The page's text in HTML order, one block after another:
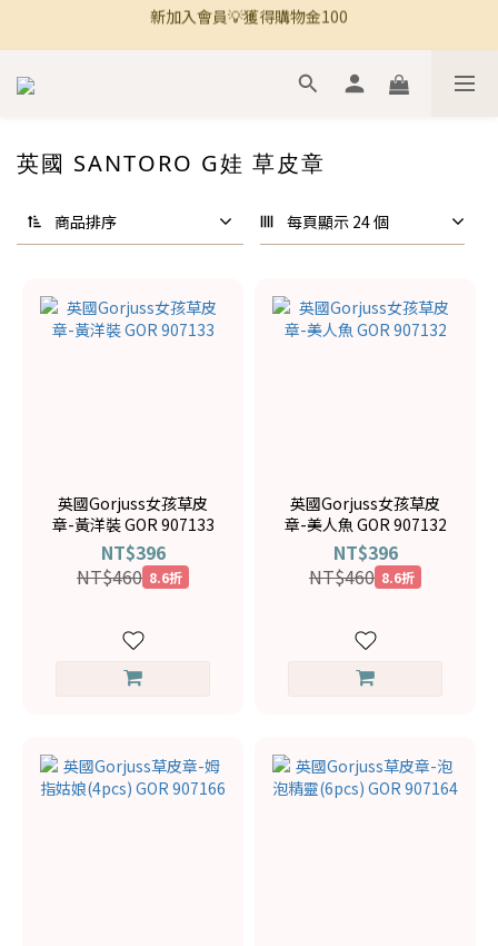
🚚 全館滿800免運 🚚
🚚 全館滿800免運 🚚
英國 SANTORO G娃 草皮章
商品排序 每頁顯示 24 個
英國Gorjuss女孩草皮
章-黃洋裝 GOR 907133
NT$396
NT$460 8.6折
英國Gorjuss女孩草皮
章-美人魚 GOR 907132
NT$396
NT$460 8.6折